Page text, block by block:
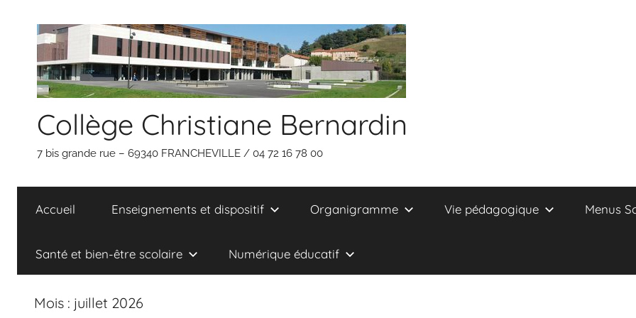
contenu
Collège Christiane Bernardin
7 bis grande rue – 69340 FRANCHEVILLE / 04 72 16 78 00
Accueil Enseignements et dispositif Organigramme Vie pédagogique Menus
Santé et bien-être scolaire Numérique éducatif
Mois : juillet 2026